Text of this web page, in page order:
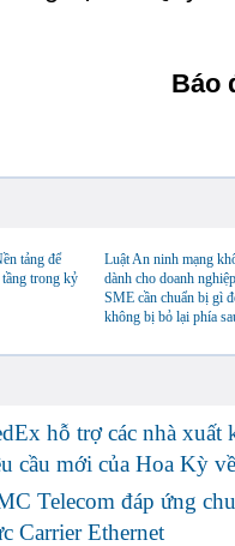
Báo
tảng để
tầng trong kỷ
Luật An ninh mạng
dành cho doanh
SME cần chuẩn bị gì
không bị bỏ lại phía
hỗ trợ các nhà xuất
cầu mới của Hoa Kỳ
Telecom đáp ứng
Carrier Ethernet